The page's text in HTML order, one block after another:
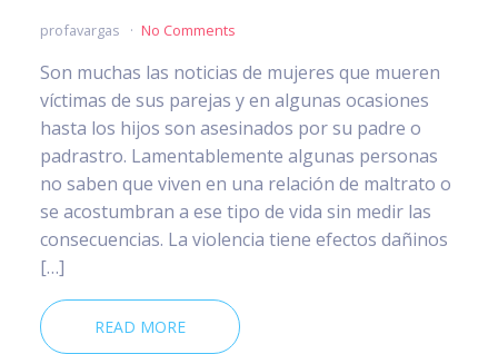
profavargas No Comments
Son muchas las noticias de mujeres que mueren
víctimas de sus parejas y en algunas ocasiones
hasta los hijos son asesinados por su padre o
padrastro. Lamentablemente algunas personas
no saben que viven en una relación de maltrato o
se acostumbran a ese tipo de vida sin medir las
consecuencias. La violencia tiene efectos dañinos
[…]
READ MORE